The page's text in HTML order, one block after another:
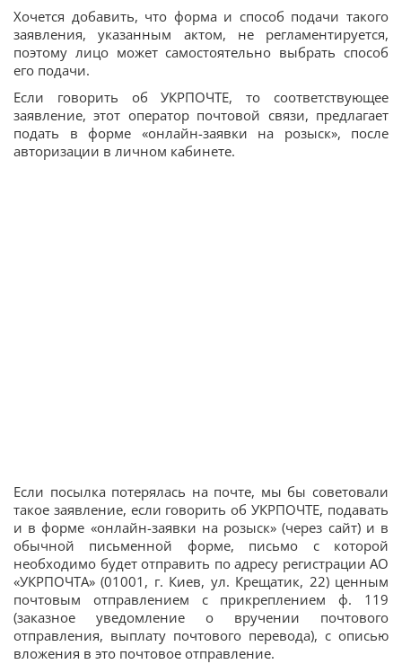
Хочется добавить, что форма и способ подачи такого
заявления, указанным актом, не регламентируется,
поэтому лицо может самостоятельно выбрать способ
его подачи.
Если говорить об УКРПОЧТЕ, то соответствующее
заявление, этот оператор почтовой связи, предлагает
подать в форме «онлайн-заявки на розыск», после
авторизации в личном кабинете.
Если посылка потерялась на почте, мы бы советовали
такое заявление, если говорить об УКРПОЧТЕ, подавать
и в форме «онлайн-заявки на розыск» (через сайт) и в
обычной письменной форме, письмо с которой
необходимо будет отправить по адресу регистрации АО
«УКРПОЧТА» (01001, г. Киев, ул. Крещатик, 22) ценным
почтовым отправлением с прикреплением ф. 119
(заказное уведомление о вручении почтового
отправления, выплату почтового перевода), с описью
вложения в это почтовое отправление.